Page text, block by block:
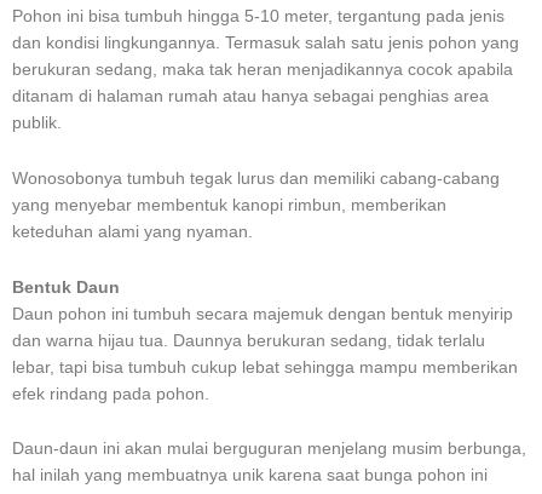
Pohon ini bisa tumbuh hingga 5-10 meter, tergantung pada jenis
dan kondisi lingkungannya. Termasuk salah satu jenis pohon yang
berukuran sedang, maka tak heran menjadikannya cocok apabila
ditanam di halaman rumah atau hanya sebagai penghias area
publik.
Wonosobonya tumbuh tegak lurus dan memiliki cabang-cabang
yang menyebar membentuk kanopi rimbun, memberikan
keteduhan alami yang nyaman.
Bentuk Daun
Daun pohon ini tumbuh secara majemuk dengan bentuk menyirip
dan warna hijau tua. Daunnya berukuran sedang, tidak terlalu
lebar, tapi bisa tumbuh cukup lebat sehingga mampu memberikan
efek rindang pada pohon.
Daun-daun ini akan mulai berguguran menjelang musim berbunga,
hal inilah yang membuatnya unik karena saat bunga pohon ini